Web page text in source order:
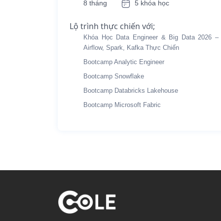
8 tháng 5 khóa học
Lộ trình thực chiến với;
Khóa Học Data Engineer & Big Data 2026 –
Airflow, Spark, Kafka Thực Chiến
Bootcamp Analytic Engineer
Bootcamp Snowflake
Bootcamp Databricks Lakehouse
Bootcamp Microsoft Fabric